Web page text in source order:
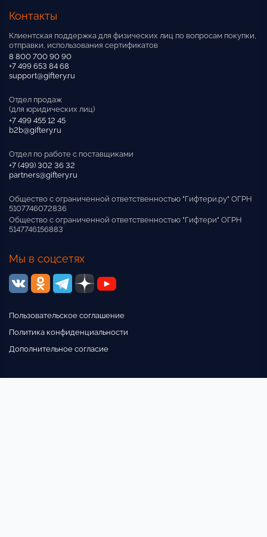
Контакты
Клиентская поддержка для физических лиц по вопросам покупки,
отправки, использования сертификатов
8 800 700 90 90
+7 499 653 84 68
support@giftery.ru
Отдел продаж
(для юридических лиц)
+7 499 455 12 45
b2b@giftery.ru
Отдел по работе с поставщиками
+7 (499) 302 36 32
partners@giftery.ru
Общество с ограниченной ответственностью "Гифтери.ру" ОГРН
5107746072836
Общество с ограниченной ответственностью "Гифтери" ОГРН
5147746156883
Мы в соцсетях
Пользовательское соглашение
Политика конфиденциальности
Дополнительное согласие